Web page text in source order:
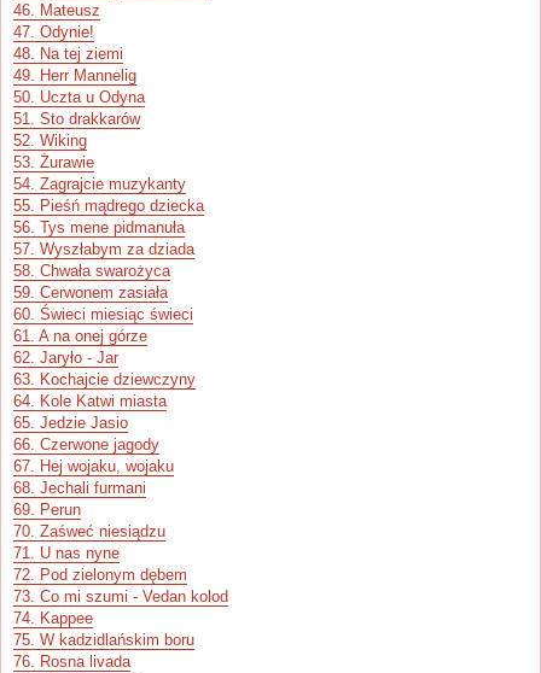
46. Mateusz
47. Odynie!
48. Na tej ziemi
49. Herr Mannelig
50. Uczta u Odyna
51. Sto drakkarów
52. Wiking
53. Żurawie
54. Zagrajcie muzykanty
55. Pieśń mądrego dziecka
56. Tys mene pidmanuła
57. Wyszłabym za dziada
58. Chwała swarożyca
59. Cerwonem zasiała
60. Świeci miesiąc świeci
61. A na onej górze
62. Jaryło - Jar
63. Kochajcie dziewczyny
64. Kole Katwi miasta
65. Jedzie Jasio
66. Czerwone jagody
67. Hej wojaku, wojaku
68. Jechali furmani
69. Perun
70. Zaśweć niesiądzu
71. U nas nyne
72. Pod zielonym dębem
73. Co mi szumi - Vedan kolod
74. Kappee
75. W kadzidlańskim boru
76. Rosna livada